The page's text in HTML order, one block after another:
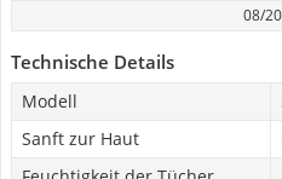
08/
Technische Details
Modell
Sanft zur Haut